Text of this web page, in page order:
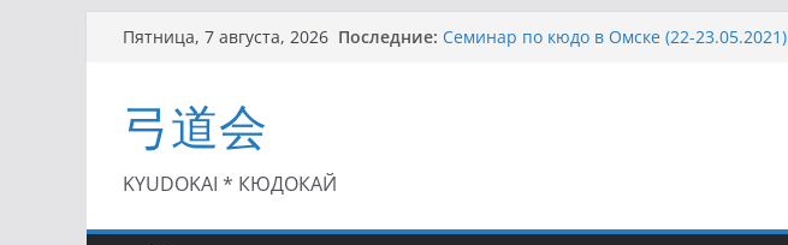
Перейти
Пятница, 7 августа, 2026 Последние: Семинар по кюдо в Омске (22-23.05.2021)
弓道会
KYUDOKAI * КЮДОКАЙ